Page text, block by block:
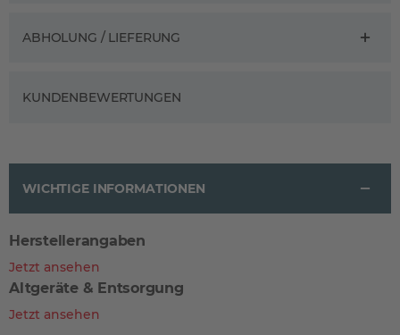
ABHOLUNG / LIEFERUNG
KUNDENBEWERTUNGEN
WICHTIGE INFORMATIONEN
Herstellerangaben
Jetzt ansehen
Altgeräte & Entsorgung
Jetzt ansehen